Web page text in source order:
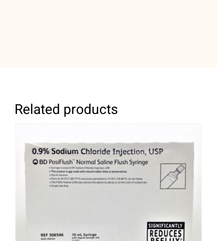
Related products